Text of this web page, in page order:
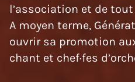
l’association et de
A moyen terme,
ouvrir sa promotion
chant et chef·fes